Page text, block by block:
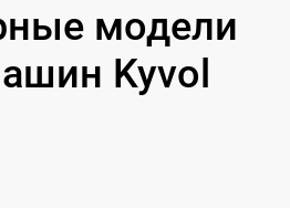
модели
Kyvol